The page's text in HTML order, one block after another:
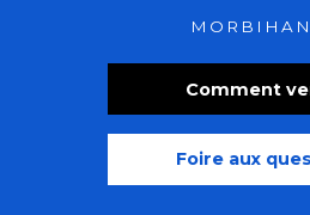
Comment
Foire aux